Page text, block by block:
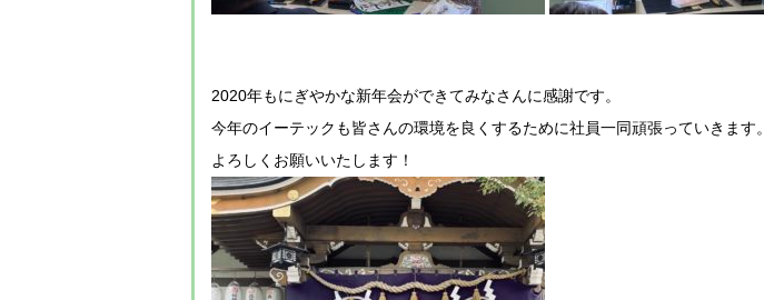
2020年もにぎやかな新年会ができてみなさんに感謝です。
今年のイーテックも皆さんの環境を良くするために社員一同頑張っていきます。
よろしくお願いいたします！